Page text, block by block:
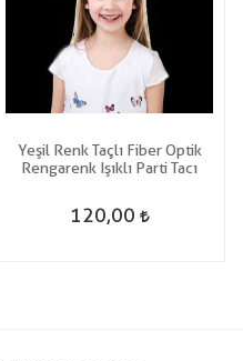
Yeşil Renk Taçlı Fiber Optik
Rengarenk Işıklı Parti Tacı
120,00